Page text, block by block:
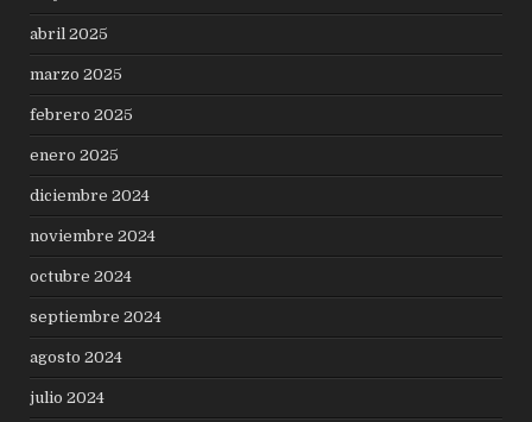
abril 2025
marzo 2025
febrero 2025
enero 2025
diciembre 2024
noviembre 2024
octubre 2024
septiembre 2024
agosto 2024
julio 2024